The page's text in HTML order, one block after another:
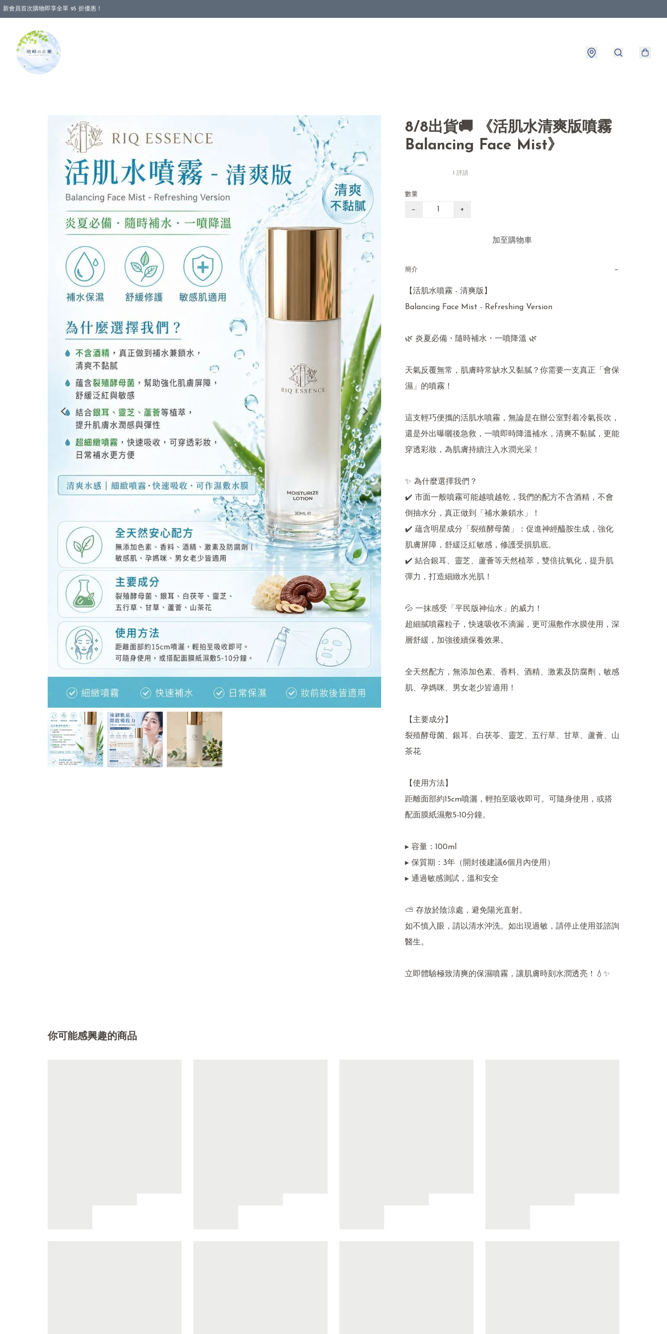
新會員首次購物即享全單 95 折優惠！
8/8出貨🚚 《活肌水清爽版噴霧
Balancing Face Mist》
1 評語
數量
− +
加至購物車
簡介 −
【活肌水噴霧 - 清爽版】
Balancing Face Mist - Refreshing Version
🌿 炎夏必備・隨時補水・一噴降溫 🌿
天氣反覆無常，肌膚時常缺水又黏膩？你需要一支真正「會保
濕」的噴霧！
這支輕巧便攜的活肌水噴霧，無論是在辦公室對着冷氣長吹，
還是外出曝曬後急救，一噴即時降溫補水，清爽不黏膩，更能
穿透彩妝，為肌膚持續注入水潤光采！
✨ 為什麼選擇我們？
✔️ 市面一般噴霧可能越噴越乾，我們的配方不含酒精，不會
倒抽水分，真正做到「補水兼鎖水」！
✔️ 蘊含明星成分「裂殖酵母菌」：促進神經醯胺生成，強化
肌膚屏障，舒緩泛紅敏感，修護受損肌底。
✔️ 結合銀耳、靈芝、蘆薈等天然植萃，雙倍抗氧化，提升肌
彈力，打造細緻水光肌！
💦 一抹感受「平民版神仙水」的威力！
超細膩噴霧粒子，快速吸收不滴漏，更可濕敷作水膜使用，深
層舒緩，加強後續保養效果。
全天然配方，無添加色素、香料、酒精、激素及防腐劑，敏感
肌、孕媽咪、男女老少皆適用！
【主要成分】
裂殖酵母菌、銀耳、白茯苓、靈芝、五行草、甘草、蘆薈、山
茶花
【使用方法】
距離面部約15cm噴灑，輕拍至吸收即可。可隨身使用，或搭
配面膜紙濕敷5-10分鐘。
▸ 容量：100ml
▸ 保質期：3年（開封後建議6個月內使用）
▸ 通過敏感測試，溫和安全
⛅ 存放於陰涼處，避免陽光直射。
如不慎入眼，請以清水沖洗。如出現過敏，請停止使用並諮詢
醫生。
立即體驗極致清爽的保濕噴霧，讓肌膚時刻水潤透亮！💧✨
你可能感興趣的商品